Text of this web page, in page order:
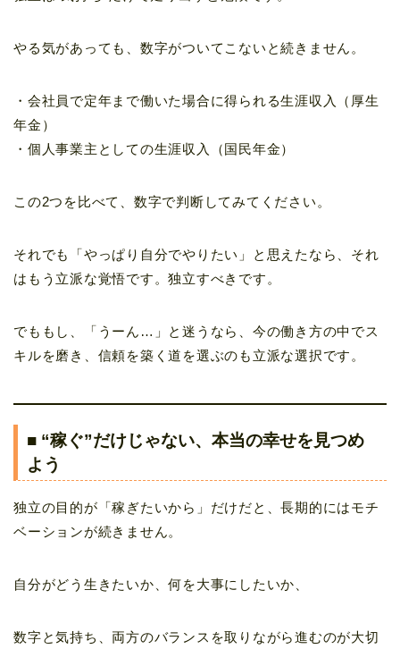
やる気があっても、数字がついてこないと続きません。
・会社員で定年まで働いた場合に得られる生涯収入（厚生
年金）
・個人事業主としての生涯収入（国民年金）
この2つを比べて、数字で判断してみてください。
それでも「やっぱり自分でやりたい」と思えたなら、それ
はもう立派な覚悟です。独立すべきです。
でももし、「うーん…」と迷うなら、今の働き方の中でス
キルを磨き、信頼を築く道を選ぶのも立派な選択です。
■ “稼ぐ”だけじゃない、本当の幸せを見つめ
よう
独立の目的が「稼ぎたいから」だけだと、長期的にはモチ
ベーションが続きません。
自分がどう生きたいか、何を大事にしたいか、
数字と気持ち、両方のバランスを取りながら進むのが大切